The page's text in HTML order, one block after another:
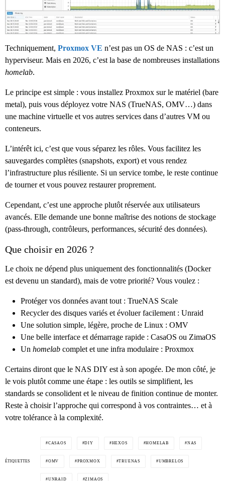
Techniquement, Proxmox VE n’est pas un OS de NAS : c’est un
hyperviseur. Mais en 2026, c’est la base de nombreuses installations
homelab.
Le principe est simple : vous installez Proxmox sur le matériel (bare
metal), puis vous déployez votre NAS (TrueNAS, OMV…) dans
une machine virtuelle et vos autres services dans d’autres VM ou
conteneurs.
L’intérêt ici, c’est que vous séparez les rôles. Vous facilitez les
sauvegardes complètes (snapshots, export) et vous rendez
l’infrastructure plus résiliente. Si un service tombe, le reste continue
de tourner et vous pouvez restaurer proprement.
Cependant, c’est une approche plutôt réservée aux utilisateurs
avancés. Elle demande une bonne maîtrise des notions de stockage
(pass-through, contrôleurs, performances, sécurité des données).
Que choisir en 2026 ?
Le choix ne dépend plus uniquement des fonctionnalités (Docker
est devenu un standard), mais de votre priorité? Vous voulez :
Protéger vos données avant tout : TrueNAS Scale
Recycler des disques variés et évoluer facilement : Unraid
Une solution simple, légère, proche de Linux : OMV
Une belle interface et démarrage rapide : CasaOS ou ZimaOS
Un homelab complet et une infra modulaire : Proxmox
Certains diront que le NAS DIY est à son apogée. De mon côté, je
le vois plutôt comme une étape : les outils se simplifient, les
standards se consolident et le niveau de finition continue de monter.
Reste à choisir l’approche qui correspond à vos contraintes… et à
votre tolérance à la complexité.
ÉTIQUETTES
CASAOS DIY HEXOS HOMELAB NAS
OMV PROXMOX TRUENAS UMBRELOS
UNRAID ZIMAOS